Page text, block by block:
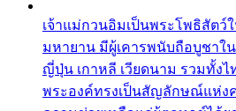
เจ้าแม่กวนอิมเป็นพระโพธิสัต
มหายาน มีผู้เคารพนับถือบูชาใ
ญี่ปุ่น เกาหลี เวียดนาม รวมทั้งไ
พระองค์ทรงเป็นสัญลักษณ์แห่ง